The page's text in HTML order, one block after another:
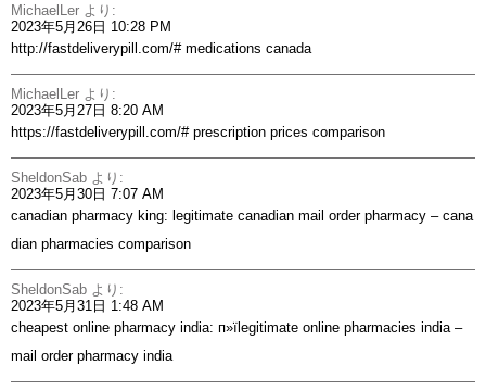
MichaelLer より:
2023年5月26日 10:28 PM
http://fastdeliverypill.com/#medications canada
MichaelLer より:
2023年5月27日 8:20 AM
https://fastdeliverypill.com/#prescription prices comparison
SheldonSab より:
2023年5月30日 7:07 AM
canadian pharmacy king: legitimate canadian mail order pharmacy – cana
dian pharmacies comparison
SheldonSab より:
2023年5月31日 1:48 AM
cheapest online pharmacy india: п»їlegitimate online pharmacies india –
mail order pharmacy india